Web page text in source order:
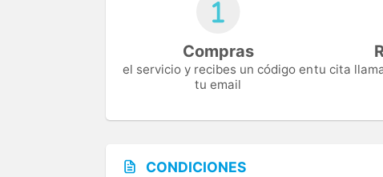
Compras
el servicio y recibes un código en
tu email
tu cita
CONDICIONES